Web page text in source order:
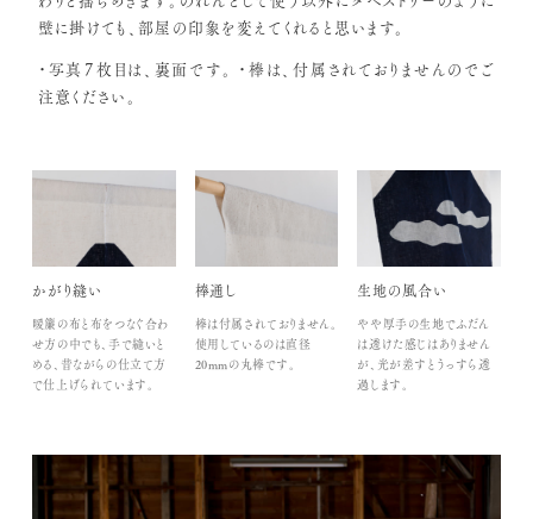
壁に掛けても、部屋の印象を変えてくれると思います。
・写真７枚目は、裏面です。 ・棒は、付属されておりませんのでご
注意ください。
かがり縫い
暖簾の布と布をつなぐ合わ
せ方の中でも、手で縫いと
める、昔ながらの仕立て方
で仕上げられています。
棒通し
棒は付属されておりません。
使用しているのは直径
20mmの丸棒です。
生地の風合い
やや厚手の生地でふだん
は透けた感じはありません
が、光が差すとうっすら透
過します。